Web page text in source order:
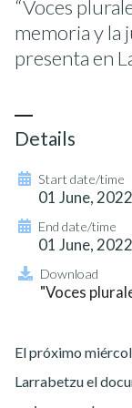
“Voces
memoria y la
presenta en
El próximo
Larrabetzu el
Details
Start date/time
01 June,
End date/time
01 June,
Download
"Voces